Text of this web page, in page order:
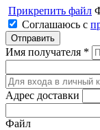
Прикрепить файл
Соглашаюсь с
Имя получателя *
Адрес доставки
Файл